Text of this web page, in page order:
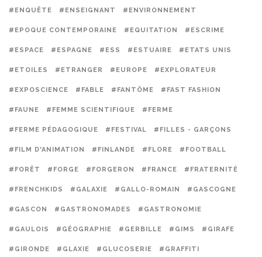
#ENQUÊTE #ENSEIGNANT #ENVIRONNEMENT
#EPOQUE CONTEMPORAINE #EQUITATION #ESCRIME
#ESPACE #ESPAGNE #ESS #ESTUAIRE #ETATS UNIS
#ETOILES #ETRANGER #EUROPE #EXPLORATEUR
#EXPOSCIENCE #FABLE #FANTÔME #FAST FASHION
#FAUNE #FEMME SCIENTIFIQUE #FERME
#FERME PÉDAGOGIQUE #FESTIVAL #FILLES - GARÇONS
#FILM D'ANIMATION #FINLANDE #FLORE #FOOTBALL
#FORÊT #FORGE #FORGERON #FRANCE #FRATERNITÉ
#FRENCHKIDS #GALAXIE #GALLO-ROMAIN #GASCOGNE
#GASCON #GASTRONOMADES #GASTRONOMIE
#GAULOIS #GÉOGRAPHIE #GERBILLE #GIMS #GIRAFE
#GIRONDE #GLAXIE #GLUCOSERIE #GRAFFITI